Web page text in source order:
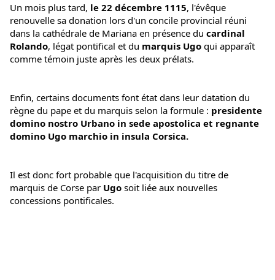
Un mois plus tard, le 22 décembre 1115, l'évêque
renouvelle sa donation lors d'un concile provincial réuni
dans la cathédrale de Mariana en présence du cardinal
Rolando, légat pontifical et du marquis Ugo qui apparaît
comme témoin juste après les deux prélats.
Enfin, certains documents font état dans leur datation du
règne du pape et du marquis selon la formule : presidente
domino nostro Urbano in sede apostolica et regnante
domino Ugo marchio in insula Corsica.
Il est donc fort probable que l'acquisition du titre de
marquis de Corse par Ugo soit liée aux nouvelles
concessions pontificales.